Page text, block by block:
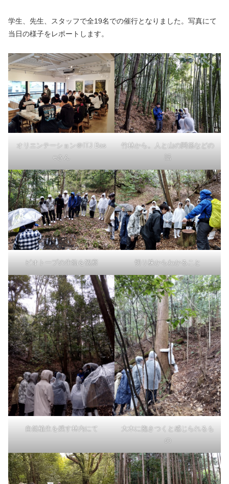
学生、先生、スタッフで全19名での催行となりました。写真にて
当日の様子をレポートします。
オリエンテーション＠ITJ Bas
eさん
竹林から。人と山の関係などの
話
ビオトープの生物を観察 切り株からわかること
自然植生を残す林内にて
大木に抱きつくと感じられるも
の